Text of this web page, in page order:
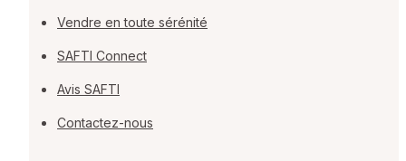
Vendre en toute sérénité
SAFTI Connect
Avis SAFTI
Contactez-nous